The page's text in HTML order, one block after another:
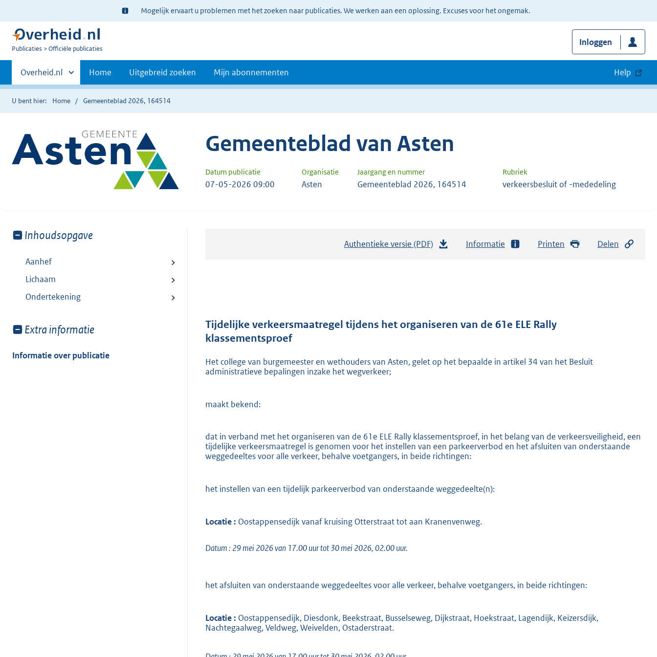
Ter
informatie:
Mogelijk ervaart u problemen met het zoeken naar publicaties. We werken aan een oplossing. Excuses voor het ongemak.
U
Publicaties Officiële publicaties
Inloggen
Primaire
navigatie
Andere
sites
binnen
Overheid.nl Home Uitgebreid zoeken Mijn abonnementen Help
U bent hier: Home Gemeenteblad 2026, 164514
Gemeenteblad van Asten
Datum publicatie Organisatie Jaargang en nummer Rubriek
07-05-2026 09:00 Asten Gemeenteblad 2026, 164514 verkeersbesluit of -mededeling
Toon
van:
Inhoudsopgave
Aanhef
Lichaam
Ondertekening
Toon
van:
Extra informatie
Informatie over publicatie
Authentieke versie (PDF)
d
r
:
2
K
Informatie Printen Delen
Tijdelijke verkeersmaatregel tijdens het organiseren van de 61e ELE Rally
klassementsproef
Het college van burgemeester en wethouders van Asten, gelet op het bepaalde in artikel 34 van het Besluit
administratieve bepalingen inzake het wegverkeer;
maakt bekend:
dat in verband met het organiseren van de 61e ELE Rally klassementsproef, in het belang van de verkeersveiligheid, een
tijdelijke verkeersmaatregel is genomen voor het instellen van een parkeerverbod en het afsluiten van onderstaande
weggedeeltes voor alle verkeer, behalve voetgangers, in beide richtingen:
het instellen van een tijdelijk parkeerverbod van onderstaande weggedeelte(n):
Locatie: Oostappensedijk vanaf kruising Otterstraat tot aan Kranenvenweg.
Datum : 29 mei 2026 van 17.00 uur tot 30 mei 2026, 02.00 uur.
het afsluiten van onderstaande weggedeeltes voor alle verkeer, behalve voetgangers, in beide richtingen:
Locatie: Oostappensedijk, Diesdonk, Beekstraat, Busselseweg, Dijkstraat, Hoekstraat, Lagendijk, Keizersdijk,
Nachtegaalweg, Veldweg, Weivelden, Ostaderstraat.